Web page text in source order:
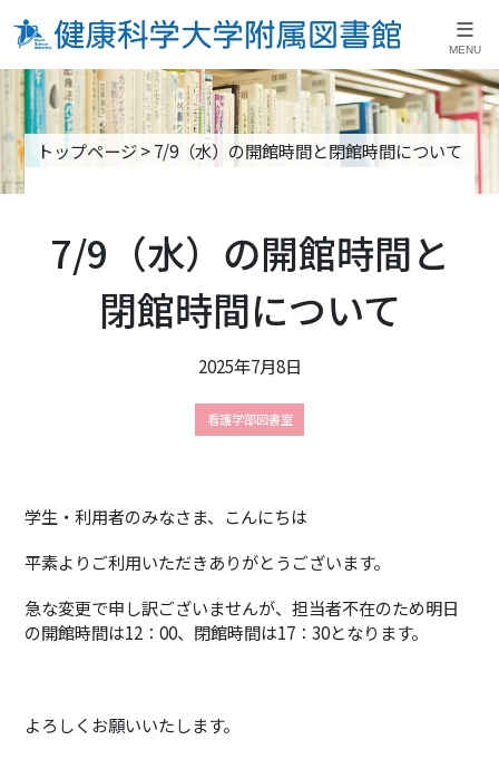
≡
MENU
トップページ>7/9（水）の開館時間と閉館時間について
7/9（水）の開館時間と
閉館時間について
2025年7月8日
看護学部図書室
学生・利用者のみなさま、こんにちは
平素よりご利用いただきありがとうございます。
急な変更で申し訳ございませんが、担当者不在のため明日
の開館時間は12：00、閉館時間は17：30となります。
よろしくお願いいたします。